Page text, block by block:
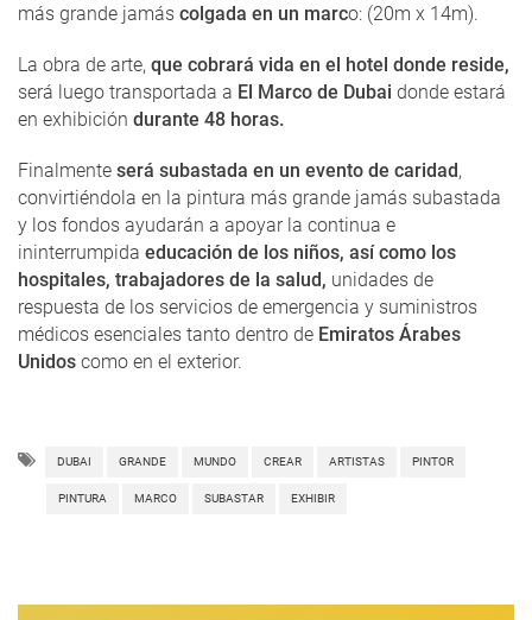
más grande jamás colgada en un marco: (20m x 14m).
La obra de arte, que cobrará vida en el hotel donde reside,
será luego transportada a El Marco de Dubai donde estará
en exhibición durante 48 horas.
Finalmente será subastada en un evento de caridad,
convirtiéndola en la pintura más grande jamás subastada
y los fondos ayudarán a apoyar la continua e
ininterrumpida educación de los niños, así como los
hospitales, trabajadores de la salud, unidades de
respuesta de los servicios de emergencia y suministros
médicos esenciales tanto dentro de Emiratos Árabes
Unidos como en el exterior.
DUBAI GRANDE MUNDO CREAR ARTISTAS PINTOR
PINTURA MARCO SUBASTAR EXHIBIR